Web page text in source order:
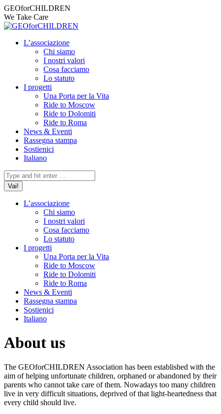
Vai
ai
contenuti
Facebook
page
opens
new
Instagram
page
opens
new
X
page
opens
new
YouTube
page
opens
new
Mail
page
opens
new
GEOforCHILDREN
We Take Care
L’associazione
Chi siamo
I nostri valori
Cosa facciamo
Lo statuto
I progetti
Una Porta per la Vita
Ride to Moscow
Ride to Dolomiti
Ride to Roma
News & Eventi
Rassegna stampa
Sostienici
Italiano
Cerca:
L’associazione
Chi siamo
I nostri valori
Cosa facciamo
Lo statuto
I progetti
Una Porta per la Vita
Ride to Moscow
Ride to Dolomiti
Ride to Roma
News & Eventi
Rassegna stampa
Sostienici
Italiano
About us
The GEOforCHILDREN Association has been established with the
aim of helping unfortunate children, orphaned or abandoned by their
parents who cannot take care of them. Nowadays too many children
live in very difficult situations, deprived of that light-heartedness that
every child should live.